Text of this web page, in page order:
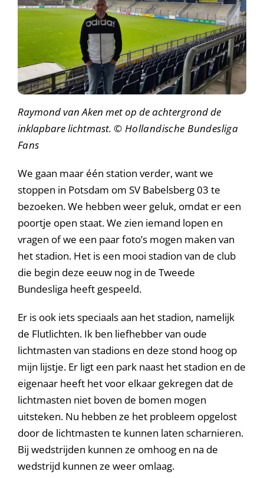
Raymond van Aken met op de achtergrond de
inklapbare lichtmast. © Hollandische Bundesliga
Fans
We gaan maar één station verder, want we
stoppen in Potsdam om SV Babelsberg 03 te
bezoeken. We hebben weer geluk, omdat er een
poortje open staat. We zien iemand lopen en
vragen of we een paar foto’s mogen maken van
het stadion. Het is een mooi stadion van de club
die begin deze eeuw nog in de Tweede
Bundesliga heeft gespeeld.
Er is ook iets speciaals aan het stadion, namelijk
de Flutlichten. Ik ben liefhebber van oude
lichtmasten van stadions en deze stond hoog op
mijn lijstje. Er ligt een park naast het stadion en de
eigenaar heeft het voor elkaar gekregen dat de
lichtmasten niet boven de bomen mogen
uitsteken. Nu hebben ze het probleem opgelost
door de lichtmasten te kunnen laten scharnieren.
Bij wedstrijden kunnen ze omhoog en na de
wedstrijd kunnen ze weer omlaag.